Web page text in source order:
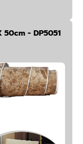
- DP5051